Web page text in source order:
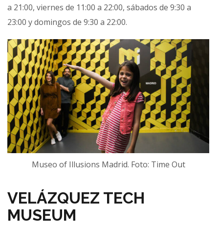
a 21:00, viernes de 11:00 a 22:00, sábados de 9:30 a
23:00 y domingos de 9:30 a 22:00.
Museo of Illusions Madrid. Foto: Time Out
VELÁZQUEZ TECH
MUSEUM